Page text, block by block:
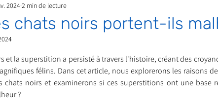
Conseils, histoires sur les chats
Animations Annonce Appel aux dons
chats noirs portent-ils
20242 min de lecture
et la superstition a persisté à travers l'histoire, créant des
félins. Dans cet article, nous explorerons les raisons
chats noirs et examinerons si ces superstitions ont une base
?